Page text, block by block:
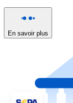
En savoir plus